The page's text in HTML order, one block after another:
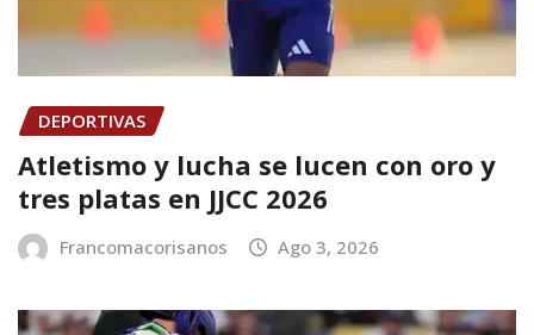
DEPORTIVAS
Atletismo y lucha se lucen con oro y
tres platas en JJCC 2026
Francomacorisanos Ago 3, 2026